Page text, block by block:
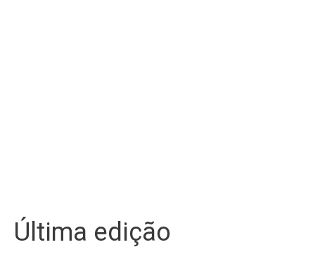
Última edição